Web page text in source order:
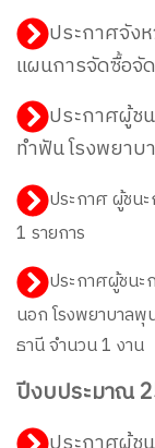
ประกาศจัง
แผนการจัดซื้อจั
ประกาศผู้ช
ทำฟัน โรงพยา
ประกาศ ผู้ชน
1 รายการ
ประกาศผู้ชนะ
นอก โรงพยาบาล
ธานี จำนวน 1 งาน
ปีงบประมาณ